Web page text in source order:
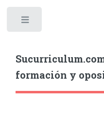
formación y